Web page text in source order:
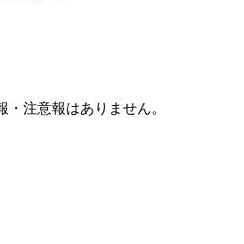
注意報はありません。